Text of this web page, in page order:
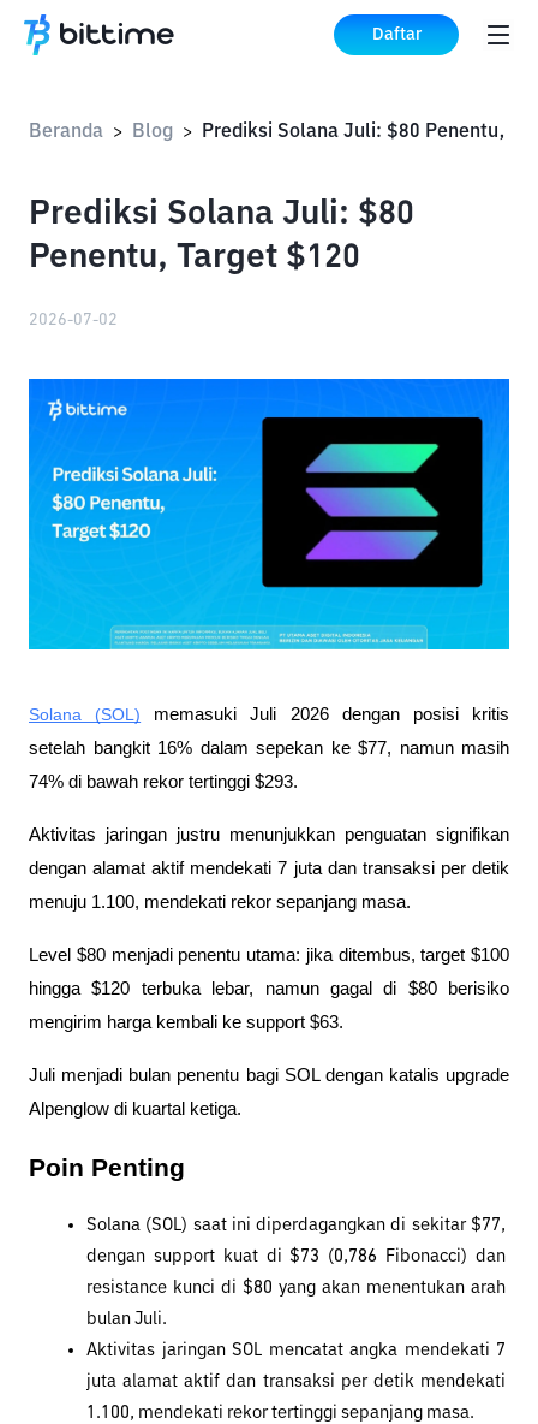
Daftar
Beranda > Blog >
Prediksi Solana Juli: $80
Penentu, Target $120
2026-07-02
Solana (SOL) memasuki Juli 2026 dengan posisi kritis
setelah bangkit 16% dalam sepekan ke $77, namun masih
74% di bawah rekor tertinggi $293.
Aktivitas jaringan justru menunjukkan penguatan signifikan
dengan alamat aktif mendekati 7 juta dan transaksi per detik
menuju 1.100, mendekati rekor sepanjang masa.
Level $80 menjadi penentu utama: jika ditembus, target $100
hingga $120 terbuka lebar, namun gagal di $80 berisiko
mengirim harga kembali ke support $63.
Juli menjadi bulan penentu bagi SOL dengan katalis upgrade
Alpenglow di kuartal ketiga.
Poin Penting
Solana (SOL) saat ini diperdagangkan di sekitar $77,
dengan support kuat di $73 (0,786 Fibonacci) dan
resistance kunci di $80 yang akan menentukan arah
bulan Juli.
Aktivitas jaringan SOL mencatat angka mendekati 7
juta alamat aktif dan transaksi per detik mendekati
1.100, mendekati rekor tertinggi sepanjang masa.